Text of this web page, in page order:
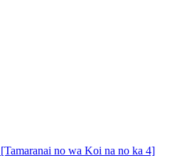
no wa Koi na no ka 4]